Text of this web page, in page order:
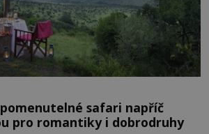
safari napříč
pro romantiky i dobrodruhy